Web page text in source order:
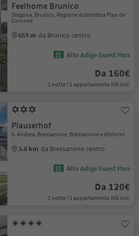
Feelhome Brunico
Stegona, Brunico, Regione dolomitica Plan de
Corones
659 m da Brunico centro
Alto Adige Guest Pass
Da 160€
1 notte / 1 appartamento IVA incl.
Plauserhof
S. Andrea, Bressanone, Bressanone e dintorni
3.8 km da Bressanone centro
Alto Adige Guest Pass
Da 120€
1 notte / 1 appartamento IVA incl.